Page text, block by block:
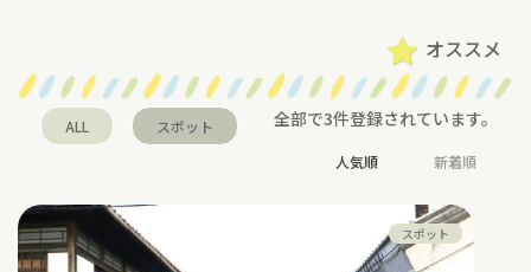
オススメ
ALL スポット 全部で3件登録されています。
人気順 新着順
スポット